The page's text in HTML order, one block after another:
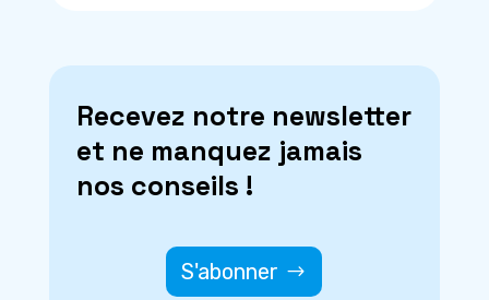
Recevez notre newsletter
et ne manquez jamais
nos conseils !
S'abonner